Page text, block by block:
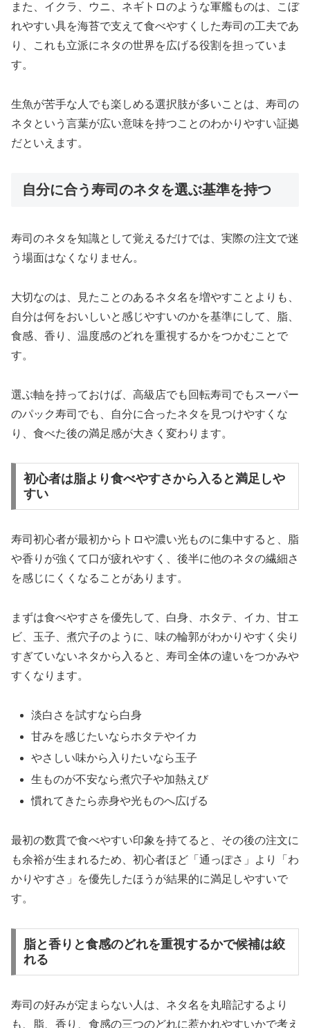
また、イクラ、ウニ、ネギトロのような軍艦ものは、こぼ
れやすい具を海苔で支えて食べやすくした寿司の工夫であ
り、これも立派にネタの世界を広げる役割を担っていま
す。
生魚が苦手な人でも楽しめる選択肢が多いことは、寿司の
ネタという言葉が広い意味を持つことのわかりやすい証拠
だといえます。
自分に合う寿司のネタを選ぶ基準を持つ
寿司のネタを知識として覚えるだけでは、実際の注文で迷
う場面はなくなりません。
大切なのは、見たことのあるネタ名を増やすことよりも、
自分は何をおいしいと感じやすいのかを基準にして、脂、
食感、香り、温度感のどれを重視するかをつかむことで
す。
選ぶ軸を持っておけば、高級店でも回転寿司でもスーパー
のパック寿司でも、自分に合ったネタを見つけやすくな
り、食べた後の満足感が大きく変わります。
初心者は脂より食べやすさから入ると満足しや
すい
寿司初心者が最初からトロや濃い光ものに集中すると、脂
や香りが強くて口が疲れやすく、後半に他のネタの繊細さ
を感じにくくなることがあります。
まずは食べやすさを優先して、白身、ホタテ、イカ、甘エ
ビ、玉子、煮穴子のように、味の輪郭がわかりやすく尖り
すぎていないネタから入ると、寿司全体の違いをつかみや
すくなります。
淡白さを試すなら白身
甘みを感じたいならホタテやイカ
やさしい味から入りたいなら玉子
生ものが不安なら煮穴子や加熱えび
慣れてきたら赤身や光ものへ広げる
最初の数貫で食べやすい印象を持てると、その後の注文に
も余裕が生まれるため、初心者ほど「通っぽさ」より「わ
かりやすさ」を優先したほうが結果的に満足しやすいで
す。
脂と香りと食感のどれを重視するかで候補は絞
れる
寿司の好みが定まらない人は、ネタ名を丸暗記するより
も、脂、香り、食感の三つのどれに惹かれやすいかで考え